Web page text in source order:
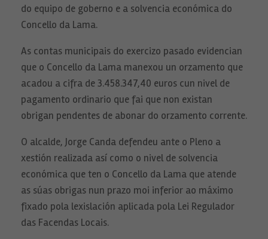
do equipo de goberno e a solvencia económica do
Concello da Lama.
As contas municipais do exercizo pasado evidencian
que o Concello da Lama manexou un orzamento que
acadou a cifra de 3.458.347,40 euros cun nivel de
pagamento ordinario que fai que non existan
obrigan pendentes de abonar do orzamento corrente.
O alcalde, Jorge Canda defendeu ante o Pleno a
xestión realizada así como o nivel de solvencia
económica que ten o Concello da Lama que atende
as súas obrigas nun prazo moi inferior ao máximo
fixado pola lexislación aplicada pola Lei Regulador
das Facendas Locais.